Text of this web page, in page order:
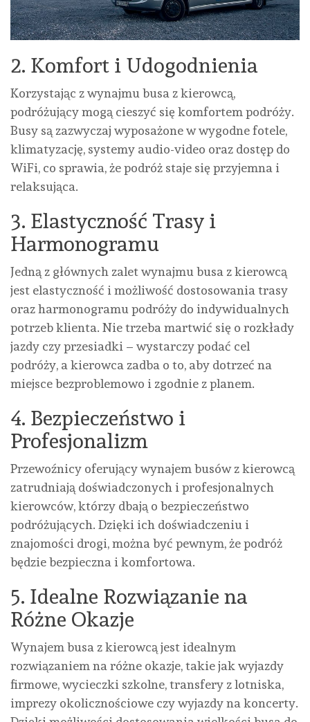
2. Komfort i Udogodnienia
Korzystając z wynajmu busa z kierowcą,
podróżujący mogą cieszyć się komfortem podróży.
Busy są zazwyczaj wyposażone w wygodne fotele,
klimatyzację, systemy audio-video oraz dostęp do
WiFi, co sprawia, że podróż staje się przyjemna i
relaksująca.
3. Elastyczność Trasy i
Harmonogramu
Jedną z głównych zalet wynajmu busa z kierowcą
jest elastyczność i możliwość dostosowania trasy
oraz harmonogramu podróży do indywidualnych
potrzeb klienta. Nie trzeba martwić się o rozkłady
jazdy czy przesiadki – wystarczy podać cel
podróży, a kierowca zadba o to, aby dotrzeć na
miejsce bezproblemowo i zgodnie z planem.
4. Bezpieczeństwo i
Profesjonalizm
Przewoźnicy oferujący wynajem busów z kierowcą
zatrudniają doświadczonych i profesjonalnych
kierowców, którzy dbają o bezpieczeństwo
podróżujących. Dzięki ich doświadczeniu i
znajomości drogi, można być pewnym, że podróż
będzie bezpieczna i komfortowa.
5. Idealne Rozwiązanie na
Różne Okazje
Wynajem busa z kierowcą jest idealnym
rozwiązaniem na różne okazje, takie jak wyjazdy
firmowe, wycieczki szkolne, transfery z lotniska,
imprezy okolicznościowe czy wyjazdy na koncerty.